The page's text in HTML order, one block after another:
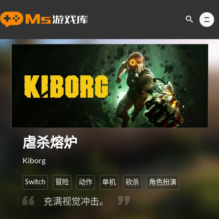
虐杀熔炉
Kiborg
Switch 冒险 动作 单机 砍杀 角色扮演
充满视觉冲击。